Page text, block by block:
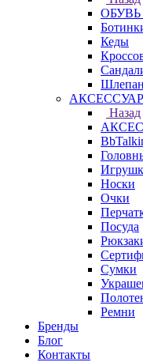
ОБУВЬ
Кеды
Назад
Носки
Очки
Посуда
Сумки
Ремни
Бренды
Блог
Контакты